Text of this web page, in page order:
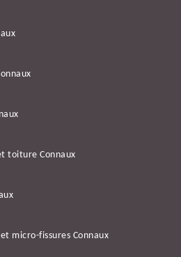
toiture Connaux
micro-fissures Connaux